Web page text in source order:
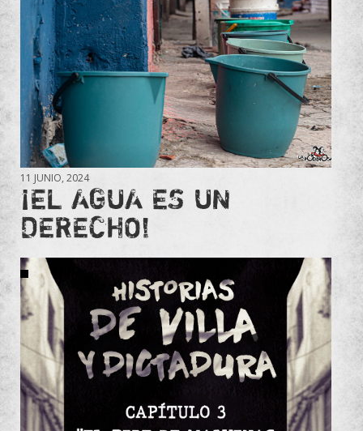
11 JUNIO, 2024
¡EL AGUA ES UN
DERECHO!